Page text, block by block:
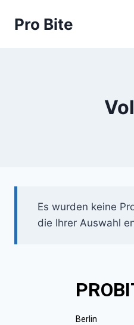
Pro Bite
Es wurden keine
die Ihrer Auswahl
Berlin